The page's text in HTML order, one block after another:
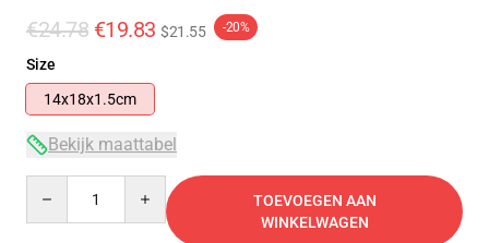
€24.78 €19.83 $21.55 -20%
Size
14x18x1.5cm
Bekijk maattabel
TOEVOEGEN AAN
WINKELWAGEN